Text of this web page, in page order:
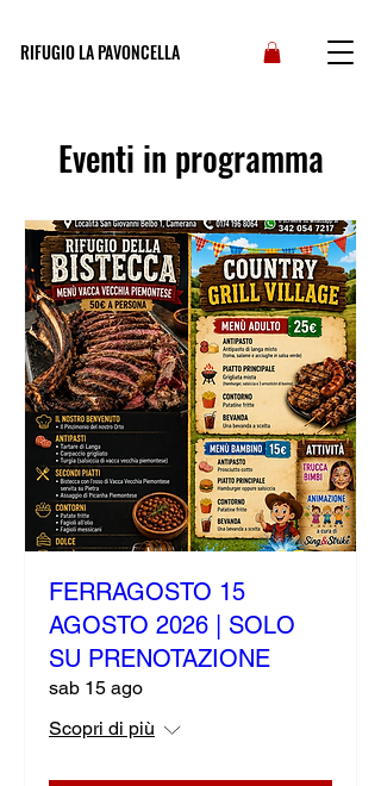
RIFUGIO LA PAVONCELLA
Eventi in programma
FERRAGOSTO 15
AGOSTO 2026 | SOLO
SU PRENOTAZIONE
sab 15 ago
Scopri di più